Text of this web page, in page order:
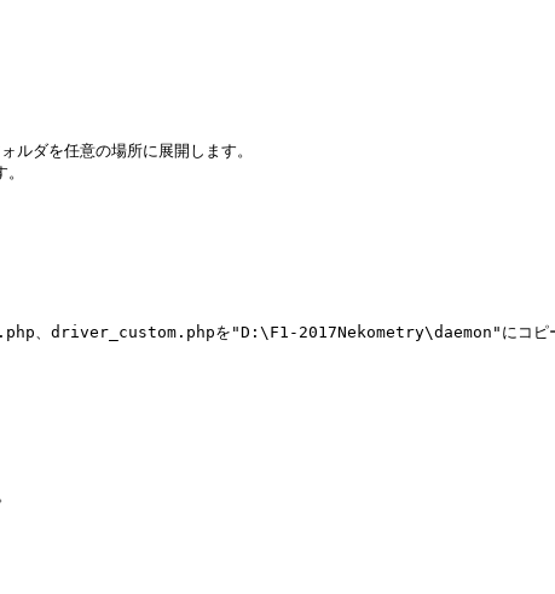
を任意の場所に展開します。
driver_custom.phpを"D:\F1-2017Nekometry\daemon"にコピー